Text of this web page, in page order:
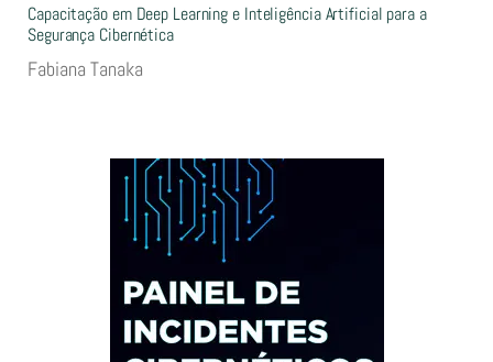
Capacitação em Deep Learning e Inteligência Artificial para a
Segurança Cibernética
Fabiana Tanaka